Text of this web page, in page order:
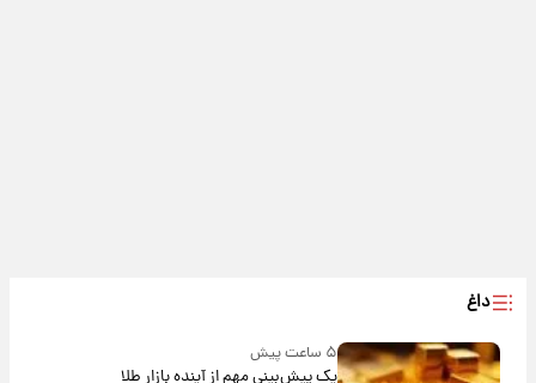
داغ
۵ ساعت پیش
یک پیش‌بینی مهم از آینده بازار طلا